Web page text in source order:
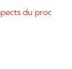
du proc